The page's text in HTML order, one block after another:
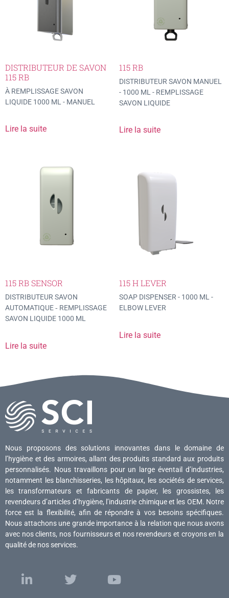
DISTRIBUTEUR DE SAVON
115 RB
À REMPLISSAGE SAVON
LIQUIDE 1000 ML - MANUEL
Lire la suite
115 RB
DISTRIBUTEUR SAVON MANUEL
- 1000 ML - REMPLISSAGE
SAVON LIQUIDE
Lire la suite
115 RB SENSOR
DISTRIBUTEUR SAVON
AUTOMATIQUE ‐ REMPLISSAGE
SAVON LIQUIDE 1000 ML
Lire la suite
115 H LEVER
SOAP DISPENSER - 1000 ML -
ELBOW LEVER
Lire la suite
Nous proposons des solutions innovantes dans le domaine de
l’hygiène et des armoires, allant des produits standard aux produits
personnalisés. Nous travaillons pour un large éventail d’industries,
notamment les blanchisseries, les hôpitaux, les sociétés de services,
les transformateurs et fabricants de papier, les grossistes, les
revendeurs d’articles d’hygiène, l’industrie chimique et les OEM. Notre
force est la flexibilité, afin de répondre à vos besoins spécifiques.
Nous attachons une grande importance à la relation que nous avons
avec nos clients, nos fournisseurs et nos revendeurs et croyons en la
qualité de nos services.